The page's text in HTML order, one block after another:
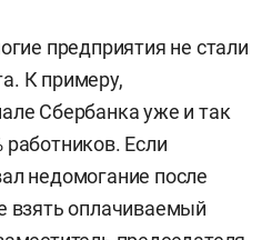
предприятия не стали
К примеру,
Сбербанка уже и так
работников. Если
недомогание после
взять оплачиваемый